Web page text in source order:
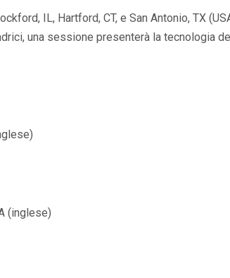
IL, Hartford, CT, e San Antonio, TX
una sessione presenterà la tecnologia
(inglese)